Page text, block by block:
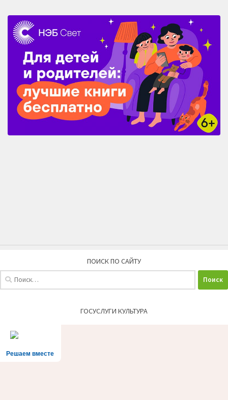
ПОИСК ПО САЙТУ
ГОСУСЛУГИ КУЛЬТУРА
Решаем вместе